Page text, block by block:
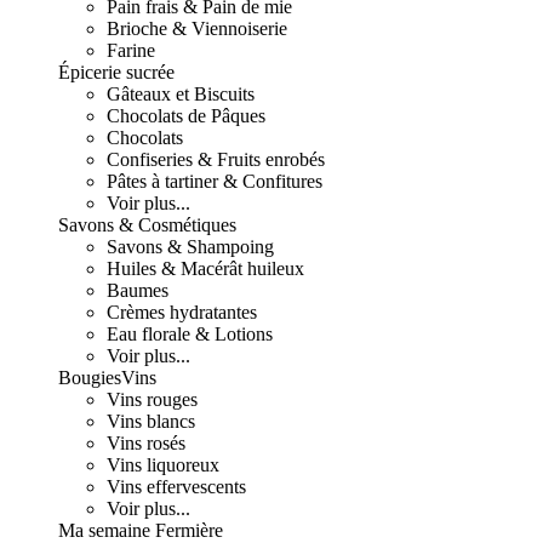
Pain frais & Pain de mie
Brioche & Viennoiserie
Farine
Épicerie sucrée
Gâteaux et Biscuits
Chocolats de Pâques
Chocolats
Confiseries & Fruits enrobés
Pâtes à tartiner & Confitures
Voir plus...
Savons & Cosmétiques
Savons & Shampoing
Huiles & Macérât huileux
Baumes
Crèmes hydratantes
Eau florale & Lotions
Voir plus...
BougiesVins
Vins rouges
Vins blancs
Vins rosés
Vins liquoreux
Vins effervescents
Voir plus...
Ma semaine Fermière